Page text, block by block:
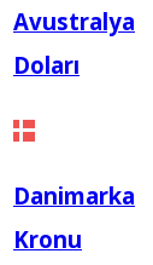
Avustralya
Doları
Danimarka
Kronu